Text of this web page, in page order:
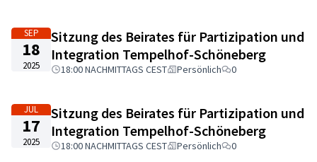
SEP
18
2025
Sitzung des Beirates für Partizipation und
Integration Tempelhof-Schöneberg
18:00 NACHMITTAGS CEST Persönlich 0
JUL
17
2025
Sitzung des Beirates für Partizipation und
Integration Tempelhof-Schöneberg
18:00 NACHMITTAGS CEST Persönlich 0